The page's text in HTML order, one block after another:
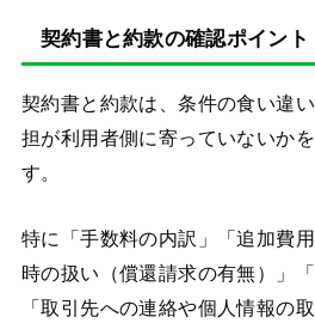
契約書と約款の確認ポイント
契約書と約款は、条件の食い違
担が利用者側に寄っていないか
す。
特に「手数料の内訳」「追加費
時の扱い（償還請求の有無）」
「取引先への連絡や個人情報の